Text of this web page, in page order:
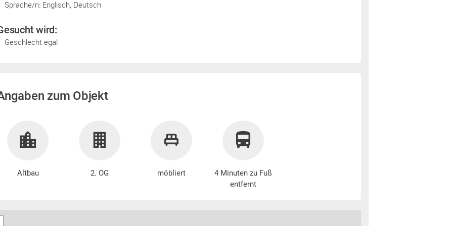
Sprache/n: Englisch, Deutsch
wird:
Geschlecht egal
zum Objekt
Altbau 2. OG möbliert
4 Minuten zu Fuß
entfernt